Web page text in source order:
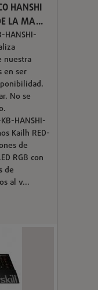
HANSHI
LA MA...
HANSHI-
nuestra
en ser
No se
HANSHI-
Kailh RED-
de
RGB con
de
al v...